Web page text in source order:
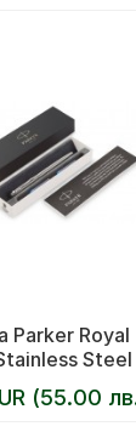
Parker Royal
Steel
(55.00